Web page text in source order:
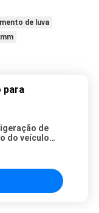
de luva
para
de
do veículo